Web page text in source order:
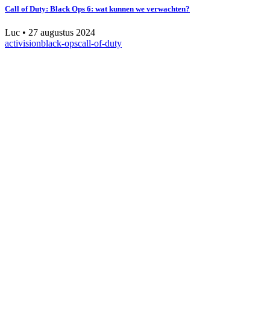
Call of Duty: Black Ops 6: wat kunnen we verwachten?
Luc • 27 augustus 2024
activisionblack-opscall-of-duty